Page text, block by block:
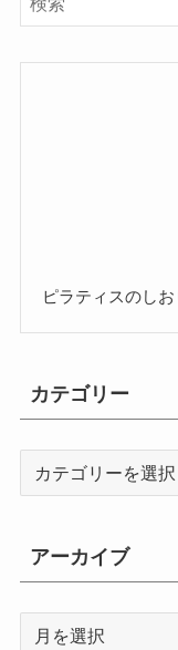
ピラティスのし
カテゴリー
ー
アーカイブ